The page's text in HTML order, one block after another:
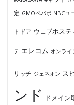
定 GMOペパボ NBCユ
トドア ウェブホステ
テ エレコム オンライ
リッチ ジェネオン ス
ンド
ドメイン